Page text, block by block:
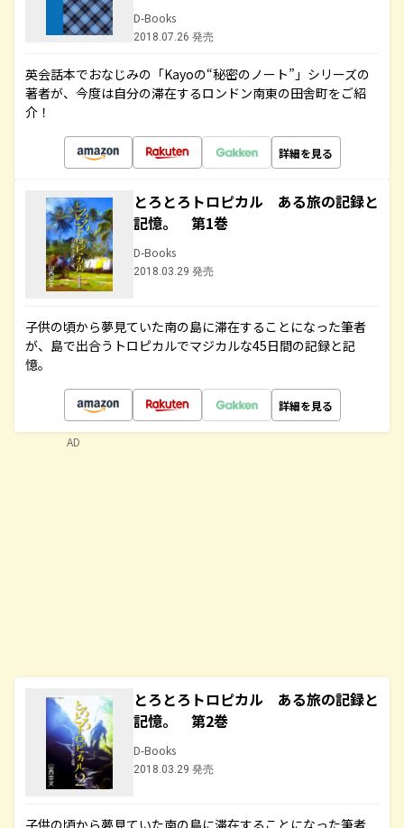
D-Books
2018.07.26 発売
英会話本でおなじみの「Kayoの“秘密のノート”」シリーズの
著者が、今度は自分の滞在するロンドン南東の田舎町をご紹
介！
詳細を見る
とろとろトロピカル ある旅の記録と
記憶。 第1巻
D-Books
2018.03.29 発売
子供の頃から夢見ていた南の島に滞在することになった筆者
が、島で出合うトロピカルでマジカルな45日間の記録と記
憶。
詳細を見る
とろとろトロピカル ある旅の記録と
記憶。 第2巻
D-Books
2018.03.29 発売
子供の頃から夢見ていた南の島に滞在することになった筆者
AD